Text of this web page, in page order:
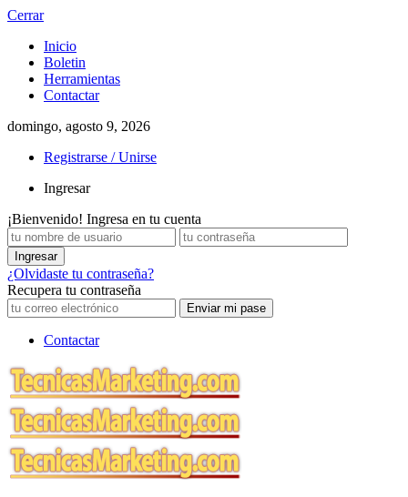
Cerrar
Inicio
Boletin
Herramientas
Contactar
domingo, agosto 9, 2026
Registrarse / Unirse
Ingresar
¡Bienvenido! Ingresa en tu cuenta
¿Olvidaste tu contraseña?
Recupera tu contraseña
Contactar